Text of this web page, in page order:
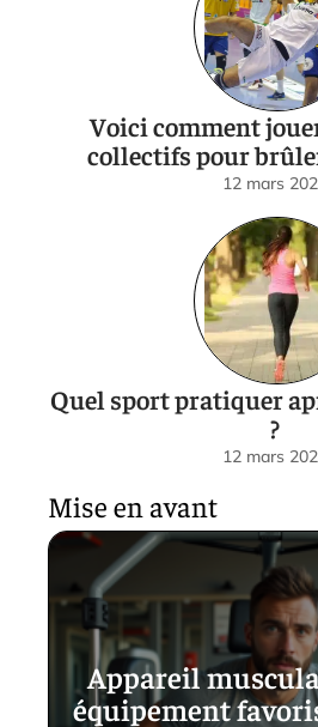
Voici comment
collectifs pour
12 mars
Quel sport pratiquer
?
12 mars
Mise en avant
Appareil
équipement